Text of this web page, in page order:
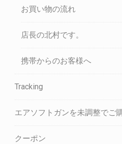
お買い物の流れ
店長の北村です。
携帯からのお客様へ
Tracking
エアソフトガンを未調整でご
クーポン